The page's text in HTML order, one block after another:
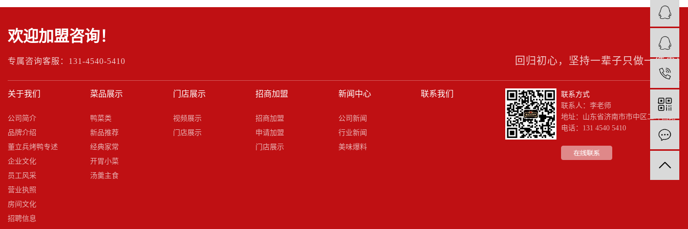
欢迎加盟咨询！
专属咨询客服：131-4540-5410 回归初心，坚持一辈子只做一件事!
关于我们
公司简介
品牌介绍
董立兵烤鸭专述
企业文化
员工风采
营业执照
房间文化
招聘信息
菜品展示
鸭菜类
新品推荐
经典家常
开胃小菜
汤羹主食
门店展示
视频展示
门店展示
招商加盟
招商加盟
申请加盟
门店展示
新闻中心
公司新闻
行业新闻
美味爆料
联系我们
联系方式
联系人：李老师
地址：山东省济南市市中区二环西路
电话：131 4540 5410